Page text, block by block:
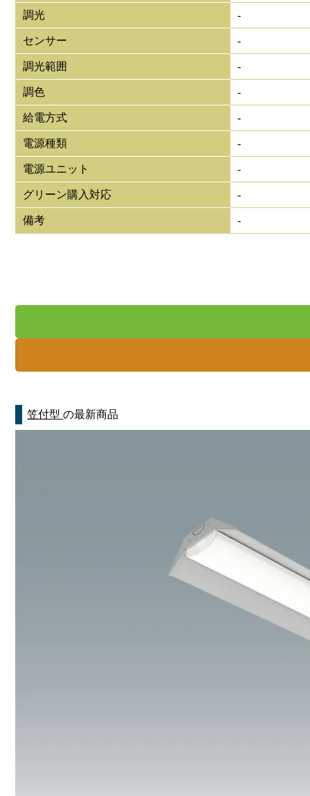
調光 -
センサー -
調光範囲 -
調色 -
給電方式 -
電源種類 -
電源ユニット -
グリーン購入対応 -
備考 -
笠付型の最新商品